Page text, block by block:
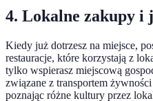
4. Lokalne zakupy i
Kiedy już dotrzesz na miejsce,
restauracje, które korzystają z
tylko wspierasz miejscową
związane z transportem
poznając różne kultury przez